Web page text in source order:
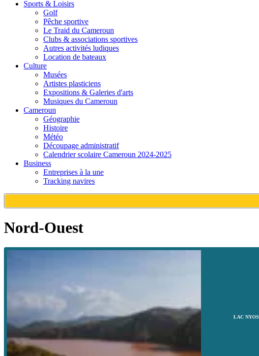
Sports & Loisirs
Golf
Pêche sportive
Le Traid du Cameroun
Clubs & associations sportives
Autres activités ludiques
Location de bateaux
Culture
Musées
Artistes plasticiens
Expositions & Galeries d'arts
Musiques du Cameroun
Cameroun
Géographie
Histoire
Météo
Découpage administratif
Calendrier scolaire Cameroun 2024-2025
Business
Entreprises à la une
Tracking navires
Nord-Ouest
LAC NYOS